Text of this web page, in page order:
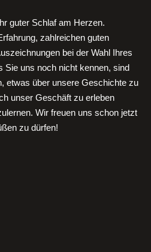
guter Schlaf am Herzen.
zahlreichen guten
bei der Wahl Ihres
Sie uns noch nicht kennen, sind
etwas über unsere Geschichte zu
unser Geschäft zu erleben
Wir freuen uns schon jetzt
zu dürfen!